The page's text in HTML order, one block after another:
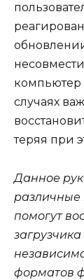
компьютер
случаях
теряя при
Данное
различные
помогут
форматов